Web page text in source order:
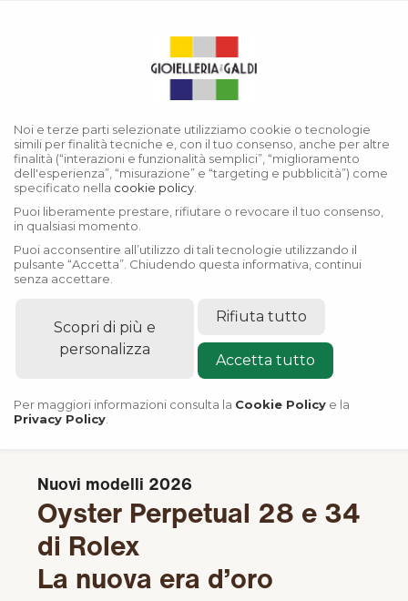
Nuovi modelli 2026
Nuovi modelli 2026
Oyster Perpetual 28 e 34
di Rolex
La nuova era d’oro
Noi e terze parti selezionate utilizziamo cookie o tecnologie
simili per finalità tecniche e, con il tuo consenso, anche per altre
finalità (“interazioni e funzionalità semplici”, “miglioramento
dell'esperienza”, “misurazione” e “targeting e pubblicità”) come
specificato nella cookie policy
Puoi liberamente prestare, rifiutare o revocare il tuo consenso,
in qualsiasi momento.
Puoi acconsentire all’utilizzo di tali tecnologie utilizzando il
pulsante “Accetta”. Chiudendo questa informativa, continui
senza accettare.
Scopri di più e
personalizza
Rifiuta tutto
Accetta tutto
Per maggiori informazioni consulta la Cookie Policy e la
Privacy Policy